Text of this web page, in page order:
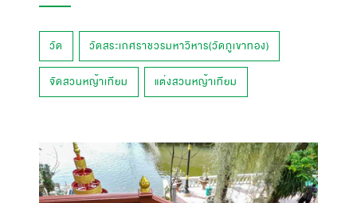
วัด วัดสระเกศราชวรมหาวิหาร(วัดภูเขาทอง)
จัดสวนหญ้าเทียม แต่งสวนหญ้าเทียม